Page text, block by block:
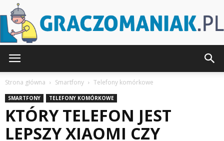
Strona główna Smartfony Telefony komórkowe
SMARTFONY TELEFONY KOMÓRKOWE
KTÓRY TELEFON JEST
LEPSZY XIAOMI CZY